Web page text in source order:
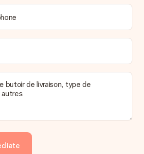
butoir de livraison, type de
autres